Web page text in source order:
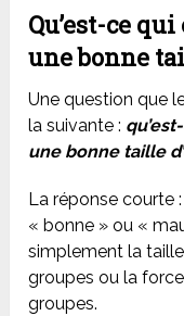
Qu’est-ce
une bonne
Une question que
la suivante :
une bonne taille
La réponse courte
« bonne » ou «
simplement la
groupes ou la
groupes.